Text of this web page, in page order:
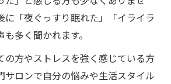
に「夜ぐっすり眠れた」「イライラ
多く聞かれます。
の方やストレスを強く感じている方
サロンで自分の悩みや生活スタイル